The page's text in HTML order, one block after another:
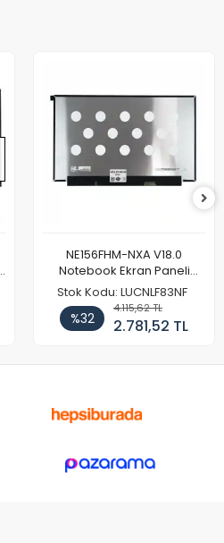
NE156FHM-NXA V18.0
Notebook Ekran Paneli
144Hz
Stok Kodu: LUCNLF83NF
%32
4.115,62 TL
2.781,52 TL